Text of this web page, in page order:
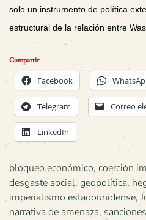
solo un instrumento de política
estructural de la relación entre
Compartir:
Facebook
Telegram Correo
LinkedIn
bloqueo económico, coerción
desgaste social, geopolítica,
imperialismo estadounidense,
narrativa de amenaza,